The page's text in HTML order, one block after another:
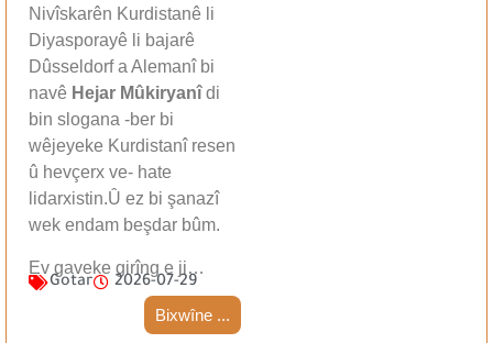
Nivîskarên Kurdistanê li
Diyasporayê li bajarê
Dûsseldorf a Alemanî bi
navê Hejar Mûkiryanîdi
bin slogana -ber bi
wêjeyeke Kurdistanî resen
û hevçerx ve- hate
lidarxistin.Û ez bi şanazî
wek endam beşdar bûm.
Ev gaveke girîng e ji…
Gotar 2026-07-29
Bixwîne ...